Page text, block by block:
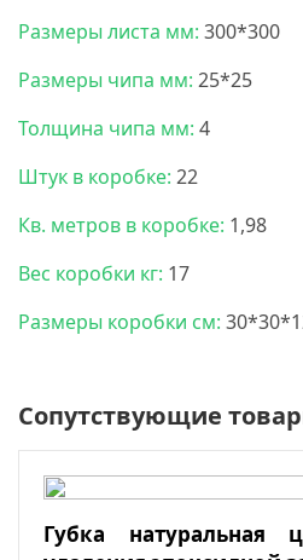
Размеры листа мм: 300*300
Размеры чипа мм: 25*25
Толщина чипа мм: 4
Штук в коробке: 22
Кв. метров в коробке: 1,98
Вес коробки кг: 17
Размеры коробки см:
Сопутствующие
Губка натуральная